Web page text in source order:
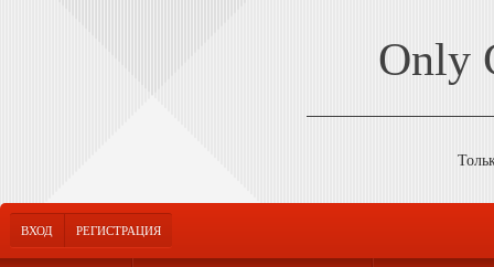
Only
ВХОД РЕГИСТРАЦИЯ